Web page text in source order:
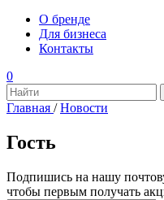
О бренде
Для бизнеса
Контакты
0
Главная / Новости
Гость
Подпишись на нашу
чтобы первым получать